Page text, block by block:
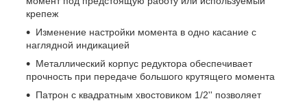
крепеж
Изменение настройки момента в одно касание с
наглядной индикацией
Металлический корпус редуктора обеспечивает
прочность при передаче большого крутящего момента
Патрон с квадратным хвостовиком 1/2'' позволяет